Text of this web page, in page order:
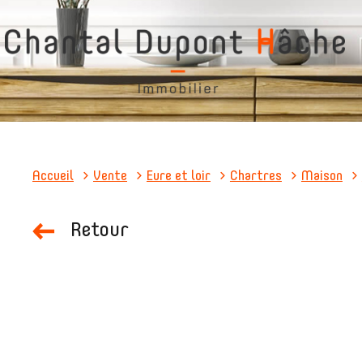
Accueil Vente Eure et loir Chartres Maison
Retour